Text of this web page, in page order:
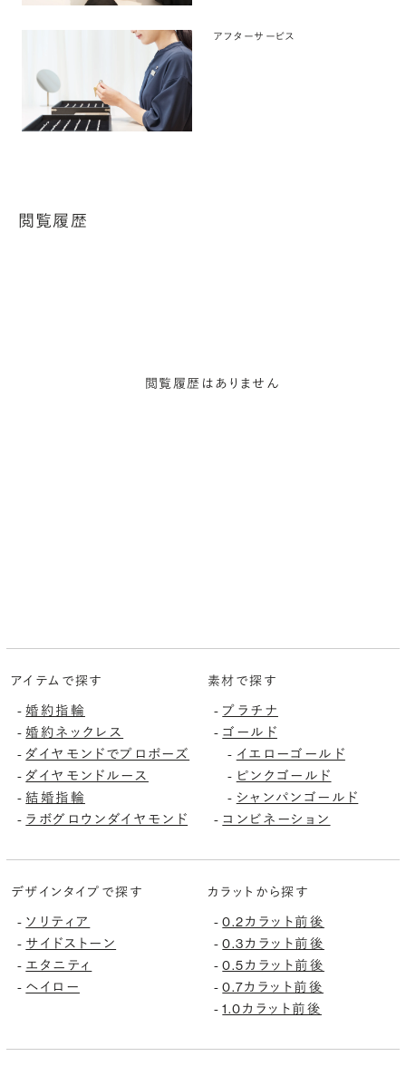
アフターサービス
閲覧履歴
閲覧履歴はありません
アイテムで探す
-婚約指輪
-婚約ネックレス
-ダイヤモンドでプロポーズ
-ダイヤモンドルース
-結婚指輪
- ラボグロウンダイヤモンド
素材で探す
- プラチナ
- ゴールド
- イエローゴールド
- ピンクゴールド
- シャンパンゴールド
- コンビネーション
デザインタイプで探す
- ソリティア
- サイドストーン
- エタニティ
- ヘイロー
カラットから探す
-0.2カラット前後
-0.3カラット前後
-0.5カラット前後
-0.7カラット前後
-1.0カラット前後